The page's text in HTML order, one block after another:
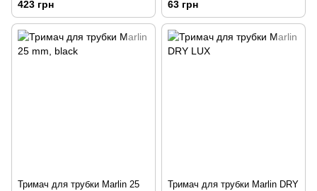
423 грн 63 грн
Тримач для трубки Marlin 25
Тримач для трубки Marlin DRY